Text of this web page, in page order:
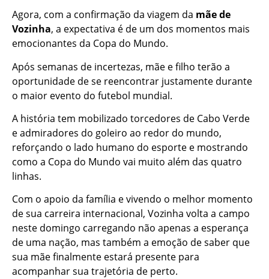
Agora, com a confirmação da viagem da mãe de
Vozinha, a expectativa é de um dos momentos mais
emocionantes da Copa do Mundo.
Após semanas de incertezas, mãe e filho terão a
oportunidade de se reencontrar justamente durante
o maior evento do futebol mundial.
A história tem mobilizado torcedores de Cabo Verde
e admiradores do goleiro ao redor do mundo,
reforçando o lado humano do esporte e mostrando
como a Copa do Mundo vai muito além das quatro
linhas.
Com o apoio da família e vivendo o melhor momento
de sua carreira internacional, Vozinha volta a campo
neste domingo carregando não apenas a esperança
de uma nação, mas também a emoção de saber que
sua mãe finalmente estará presente para
acompanhar sua trajetória de perto.